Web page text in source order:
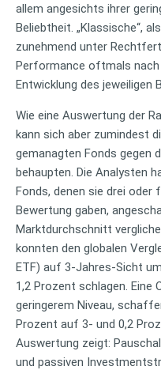
allem angesichts ihrer
Beliebtheit. „Klassische“,
zunehmend unter
Performance oftmals
Entwicklung des jeweiligen
Wie eine Auswertung der
kann sich aber zumindest
gemanagten Fonds gegen
behaupten. Die Analysten
Fonds, denen sie drei
Bewertung gaben,
Marktdurchschnitt
konnten den globalen
ETF) auf 3-Jahres-Sicht
1,2 Prozent schlagen.
geringerem Niveau,
Prozent auf 3- und 0,2
Auswertung zeigt:
und passiven